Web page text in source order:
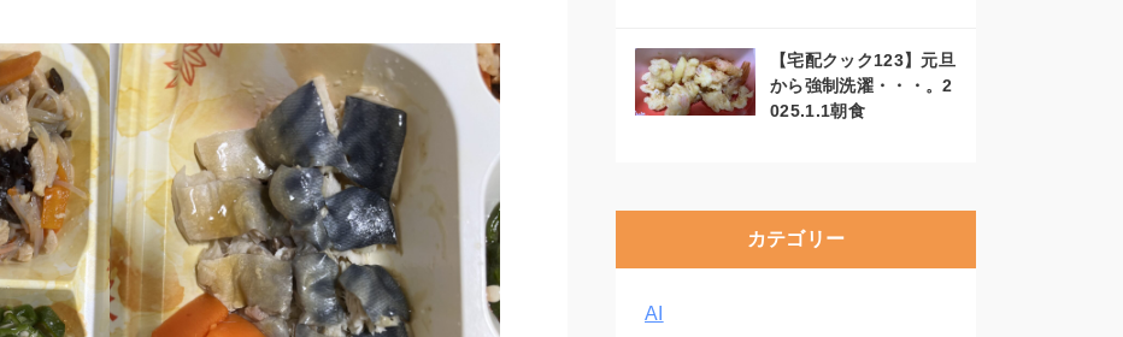
【宅配クック123】元旦
から強制洗濯・・・。2
025.1.1朝食
カテゴリー
AI